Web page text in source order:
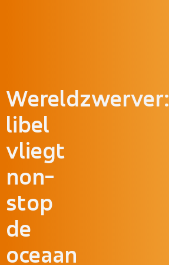
Wereldzwerver:
libel
vliegt
non-
stop
de
oceaan